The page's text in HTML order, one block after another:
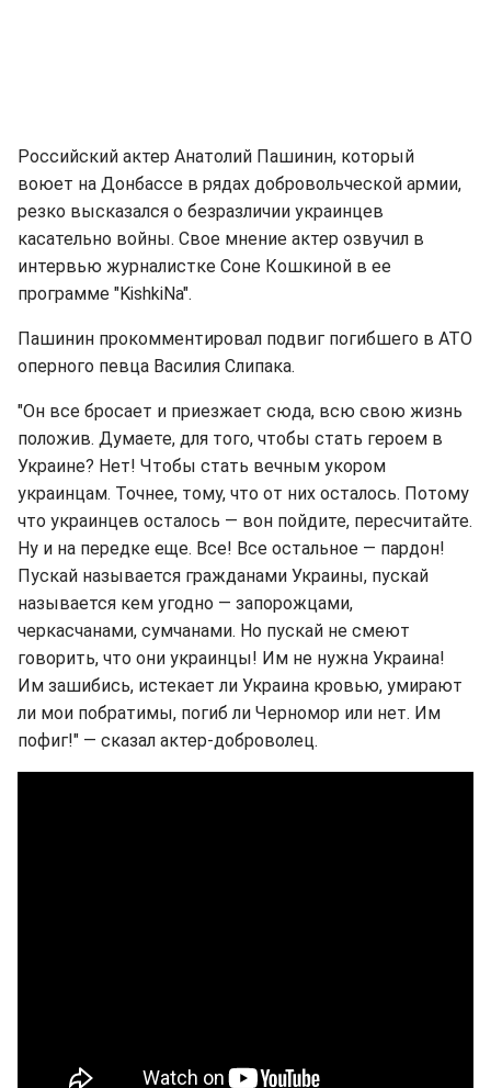
Российский актер Анатолий Пашинин, который
воюет на Донбассе в рядах добровольческой армии,
резко высказался о безразличии украинцев
касательно войны. Свое мнение актер озвучил в
интервью журналистке Соне Кошкиной в ее
программе "KishkiNa".
Пашинин прокомментировал подвиг погибшего в АТО
оперного певца Василия Слипака.
"Он все бросает и приезжает сюда, всю свою жизнь
положив. Думаете, для того, чтобы стать героем в
Украине? Нет! Чтобы стать вечным укором
украинцам. Точнее, тому, что от них осталось. Потому
что украинцев осталось — вон пойдите, пересчитайте.
Ну и на передке еще. Все! Все остальное — пардон!
Пускай называется гражданами Украины, пускай
называется кем угодно — запорожцами,
черкасчанами, сумчанами. Но пускай не смеют
говорить, что они украинцы! Им не нужна Украина!
Им зашибись, истекает ли Украина кровью, умирают
ли мои побратимы, погиб ли Черномор или нет. Им
пофиг!" — сказал актер-доброволец.